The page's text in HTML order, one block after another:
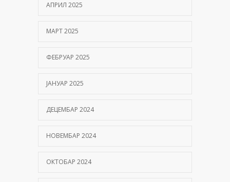
АПРИЛ 2025
МАРТ 2025
ФЕБРУАР 2025
ЈАНУАР 2025
ДЕЦЕМБАР 2024
НОВЕМБАР 2024
ОКТОБАР 2024